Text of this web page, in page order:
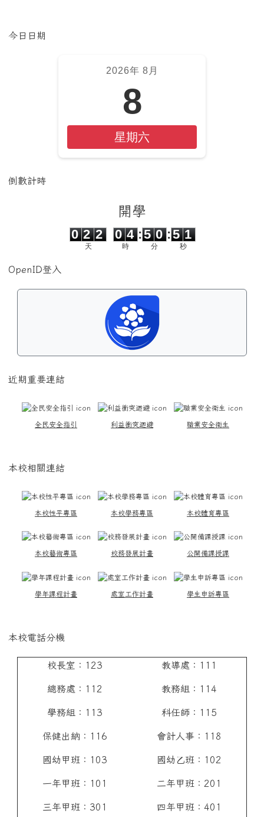
左邊區域內容
今日日期
2026年 8月
8
星期六
倒數計時
開學
0 2 2
天
0
0
4
4
時
:5 0
分
:5 0
1
秒
OpenID登入
近期重要連結
全民安全指引 利益衝突迴避 職業安全衛生
本校相關連結
本校性平專區 本校學務專區 本校體育專區
本校藝術專區 校務發展計畫 公開備課授課
學年課程計畫 處室工作計畫 學生申訴專區
本校電話分機
校長室：123
總務處：112
學務組：113
保健出納：116
國幼甲班：103
一年甲班：101
三年甲班：301
教導處：111
教務組：114
科任師：115
會計人事：118
國幼乙班：102
二年甲班：201
四年甲班：401